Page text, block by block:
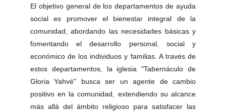
El objetivo general de los departamentos de ayuda
social es promover el bienestar integral de la
comunidad, abordando las necesidades básicas y
fomentando el desarrollo personal, social y
económico de los individuos y familias. A través de
estos departamentos, la iglesia "Tabernáculo de
Gloria Yahvé" busca ser un agente de cambio
positivo en la comunidad, extendiendo su alcance
más allá del ámbito religioso para satisfacer las